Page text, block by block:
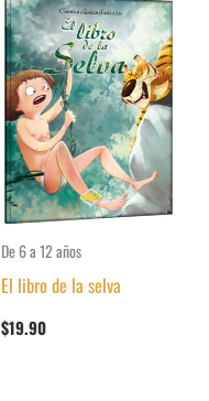
De 6 a 12 años
El libro de la selva
$19.90